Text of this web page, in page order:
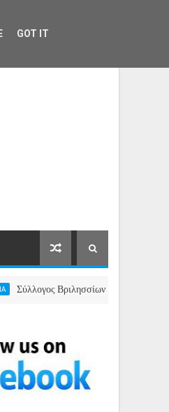
Βριλησσίων Καλλινίκη : Συγκέντρωση
GOT IT